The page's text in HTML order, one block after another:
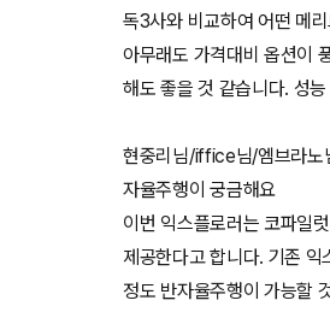
독3사와 비교하여 어떤 메
아무래도 가격대비 옵션이
해도 좋을 것 같습니다. 성
현중리님/iffice님/엠브라노
자율주행이 궁금해요
이번 익스플로러는 코파일
제공한다고 합니다. 기존
정도 반자율주행이 가능할